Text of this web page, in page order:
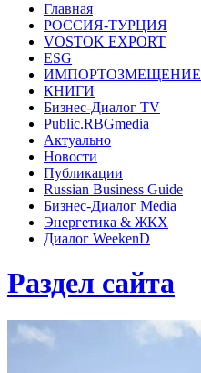
Главная
РОССИЯ-ТУРЦИЯ
VOSTOK EXPORT
ESG
ИМПОРТОЗМЕЩЕНИЕ
КНИГИ
Бизнес-Диалог TV
Public.RBGmedia
Актуально
Новости
Публикации
Russian Business Guide
Бизнес-Диалог Media
Энергетика & ЖКХ
Диалог WeekenD
Раздел сайта